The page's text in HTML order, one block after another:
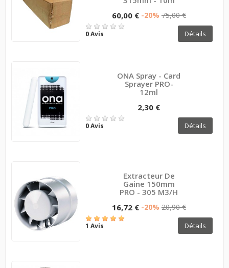
60,00 € -20% 75,00 €
0 Avis Détails
ONA Spray - Card
Sprayer PRO-
12ml
2,30 €
0 Avis Détails
Extracteur De
Gaine 150mm
PRO - 305 M3/h
16,72 € -20% 20,90 €
1 Avis Détails